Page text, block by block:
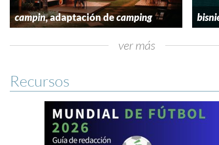
campin, adaptación decamping
ver más
Recursos